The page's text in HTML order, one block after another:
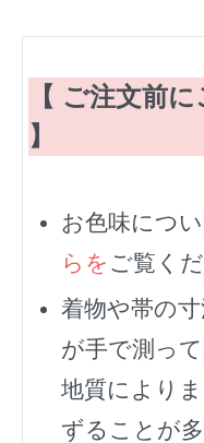
【 ご注文前
】
お色味につ
らを ご覧く
着物や帯の
が手で測っ
地質により
ずることが